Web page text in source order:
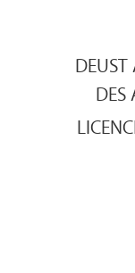
DES